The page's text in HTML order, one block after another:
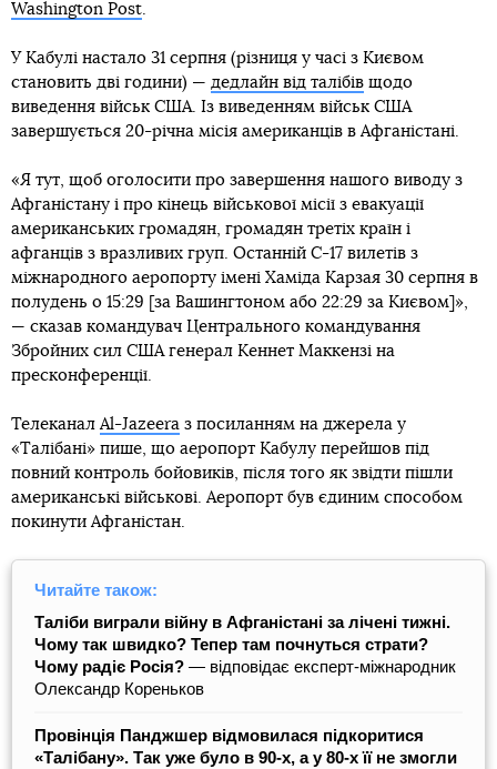
Washington Post.
У Кабулі настало 31 серпня (різниця у часі з Києвом
становить дві години) — дедлайн від талібів щодо
виведення військ США. Із виведенням військ США
завершується 20-річна місія американців в Афганістані.
«Я тут, щоб оголосити про завершення нашого виводу з
Афганістану і про кінець військової місії з евакуації
американських громадян, громадян третіх країн і
афганців з вразливих груп. Останній C-17 вилетів з
міжнародного аеропорту імені Хаміда Карзая 30 серпня в
полудень о 15:29 [за Вашингтоном або 22:29 за Києвом]»,
— сказав командувач Центрального командування
Збройних сил США генерал Кеннет Маккензі на
пресконференції.
ТелеканалAl-Jazeera з посиланням на джерела у
«Талібані» пише, що аеропорт Кабулу перейшов під
повний контроль бойовиків, після того як звідти пішли
американські військові. Аеропорт був єдиним способом
покинути Афганістан.
Читайте також:
Таліби виграли війну в Афганістані за лічені тижні.
Чому так швидко? Тепер там почнуться страти?
Чому радіє Росія? — відповідає експерт-міжнародник
Олександр Кореньков
Провінція Панджшер відмовилася підкоритися
«Талібану». Так уже було в 90-х, а у 80-х її не змогли